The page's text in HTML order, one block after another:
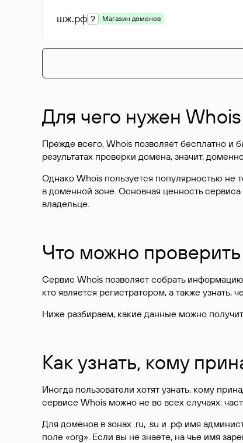
шж.рф ? Магазин доменов
Для чего нужен
Прежде всего, Whois позволяет бесплатно
результатах проверки домена, значит,
Однако Whois пользуется популярностью не
в доменной зоне. Основная ценность
владельце.
Что можно
Сервис Whois позволяет собрать
кто является регистратором, а также узнать,
Ниже разбираем, какие данные можно
Как узнать, кому
Иногда пользователи хотят узнать, кому
сервисе Whois можно не во всех случаях:
Для доменов в зонах .ru, .su и .рф имя
поле «org». Если вы не знаете, на чье имя